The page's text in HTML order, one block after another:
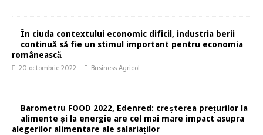
În ciuda contextului economic dificil, industria berii
continuă să fie un stimul important pentru economia
românească
20 octombrie 2022 Business Agricol
Barometru FOOD 2022, Edenred: creșterea prețurilor la
alimente și la energie are cel mai mare impact asupra
alegerilor alimentare ale salariaților